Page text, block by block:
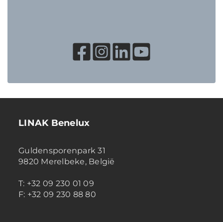
LINAK Benelux
Guldensporenpark 31
9820 Merelbeke, België
T: +32 09 230 01 09
F: +32 09 230 88 80